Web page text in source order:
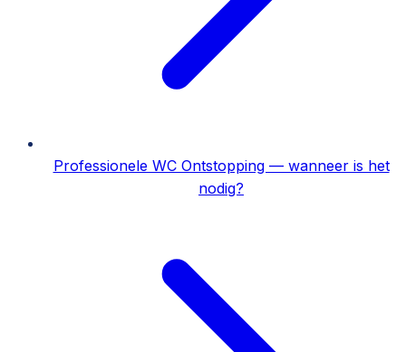
Professionele WC Ontstopping — wanneer is het
nodig?